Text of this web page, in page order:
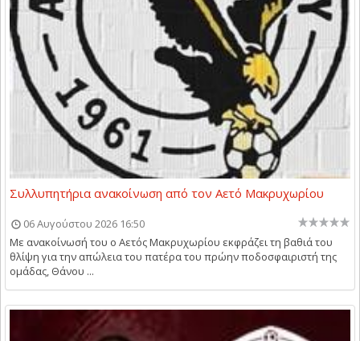
Συλλυπητήρια ανακοίνωση από τον Αετό Μακρυχωρίου
06 Αυγούστου 2026 16:50
Με ανακοίνωσή του ο Αετός Μακρυχωρίου εκφράζει τη βαθιά του
θλίψη για την απώλεια του πατέρα του πρώην ποδοσφαιριστή της
ομάδας, Θάνου ...